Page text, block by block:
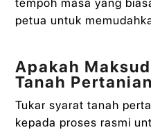
tempoh masa yang
petua untuk
Apakah
Tanah
Tukar syarat tanah
kepada proses rasmi